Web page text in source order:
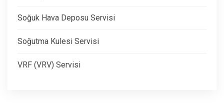
Soğuk Hava Deposu Servisi
Soğutma Kulesi Servisi
VRF (VRV) Servisi